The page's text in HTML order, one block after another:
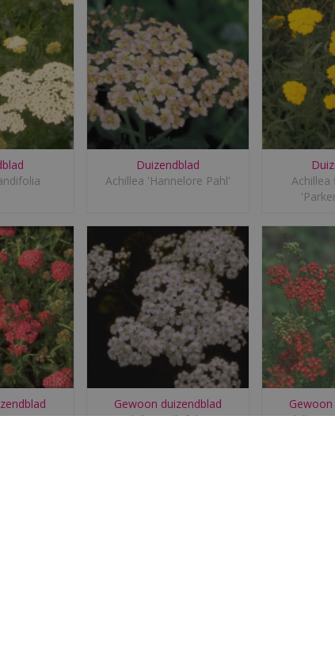
Duizendblad
Achillea 'Hannelore Pahl'
Achillea
'Lisette'
Gewoon duizendblad
Achillea millefolium
Achillea